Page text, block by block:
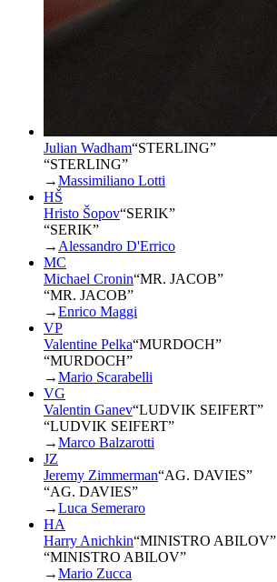
Julian Wadham“STERLING”
“STERLING”
→Massimiliano Lotti
HŠ
Hristo Šopov“SERIK”
“SERIK”
→ Alessandro D'Errico
MC
Michael Cronin“MR. JACOB”
“MR. JACOB”
→Enrico Maggi
VP
Valentine Pelka“MURDOCH”
“MURDOCH”
→Mario Scarabelli
VG
Valentin Ganev“LUDVIK SEIFERT”
“LUDVIK SEIFERT”
→Marco Balzarotti
JZ
Jeremy Zimmerman“AG. DAVIES”
“AG. DAVIES”
→Luca Semeraro
HA
Harry Anichkin“MINISTRO ABILOV”
“MINISTRO ABILOV”
→Mario Zucca